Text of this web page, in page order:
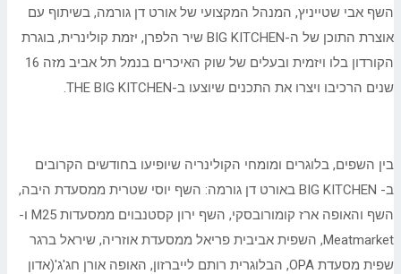
השף אבי שטייניץ, המנהל המקצועי של אורט דן גורמה, בשיתוף עם
אוצרת התוכן של ה-BIG KITCHEN שיר הלפרן, יזמת קולינרית, בוגרת
הקורדון בלו ויזמית ובעלים של שוק האיכרים בנמל תל אביב מזה 16
שנים הרכיבו ויצרו את התכנים שיוצעו ב-THE BIG KITCHEN.
בין השפים, בלוגרים ומומחי הקולינריה שיופיעו בחודשים הקרובים
ב- BIG KITCHEN באורט דן גורמה: השף יוסי שטרית ממסעדת היבה,
השף והאופה ארז קומורובסקי, השף ירון קסטנבוים ממסעדות M25 ו-
Meatmarket, השפית אביבית פריאל ממסעדת אוזריה, שיראל ברגר
שפית מסעדת OPA, הבלוגרית רותם לייברזון, האופה אורן חג'ג'(אדון